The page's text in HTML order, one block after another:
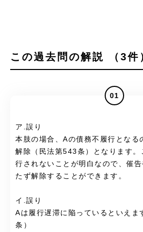
この過去問の解説 （3件
01
ア.誤り
本肢の場合、Aの債務不履行となる
解除（民法第543条）となります。
行されないことが明白なので、催
たず解除することができます。
イ.誤り
Aは履行遅滞に陥っているといえま
条）